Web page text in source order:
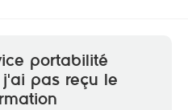
portabilité
j'ai pas reçu le